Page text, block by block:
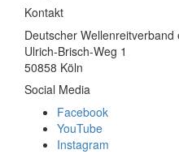
Kontakt
Deutscher Wellenreitverband
Ulrich-Brisch-Weg 1
50858 Köln
Social Media
Facebook
YouTube
Instagram